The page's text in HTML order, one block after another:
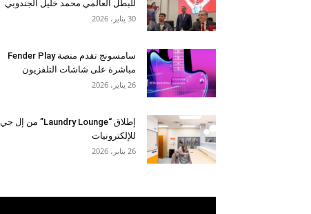
للبطل العالمي محمد خليل الجندوبي
30 يناير، 2026
سامسونج تقدم منصة Fender Play
مباشرة على شاشات التلفزيون
26 يناير، 2026
إطلاق “Laundry Lounge” من إل جي
للإلكترونيات
26 يناير، 2026